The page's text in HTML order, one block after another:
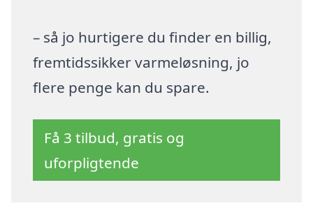
– så jo hurtigere du finder en billig,
fremtidssikker varmeløsning, jo
flere penge kan du spare.
Få 3 tilbud, gratis og
uforpligtende